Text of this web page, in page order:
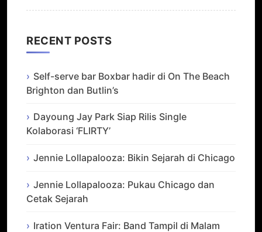
RECENT POSTS
Self-serve bar Boxbar hadir di On The Beach
Brighton dan Butlin’s
Dayoung Jay Park Siap Rilis Single
Kolaborasi ‘FLIRTY’
Jennie Lollapalooza: Bikin Sejarah di Chicago
Jennie Lollapalooza: Pukau Chicago dan
Cetak Sejarah
Iration Ventura Fair: Band Tampil di Malam